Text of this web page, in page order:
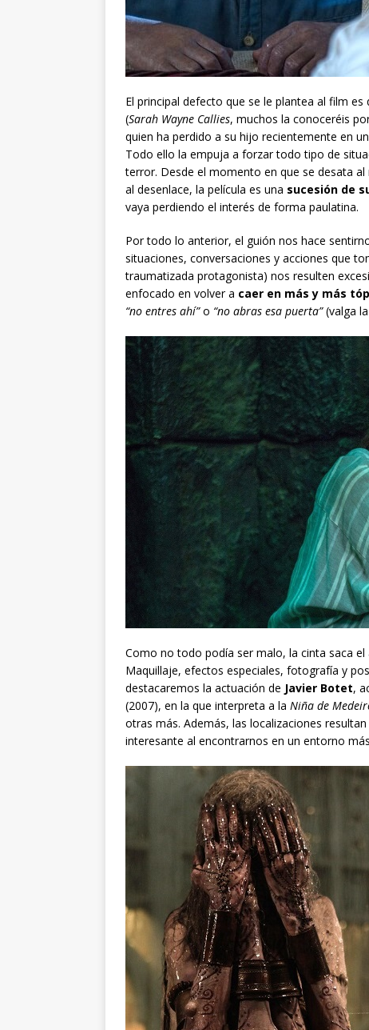
El principal defecto que se le plantea al film
(Sarah Wayne Callies, muchos la conoceréis
quien ha perdido a su hijo recientemente en
Todo ello la empuja a forzar todo tipo de
terror. Desde el momento en que se desata
al desenlace, la película es una sucesión de
vaya perdiendo el interés de forma paulatina.
Por todo lo anterior, el guión nos hace
situaciones, conversaciones y acciones que
traumatizada protagonista) nos resulten
enfocado en volver a caer en más y más
“no entres ahí”o “no abras esa puerta”(valga
Como no todo podía ser malo, la cinta saca
Maquillaje, efectos especiales, fotografía y
destacaremos la actuación de Javier Botet,
(2007), en la que interpreta a la Niña de
otras más. Además, las localizaciones
interesante al encontrarnos en un entorno